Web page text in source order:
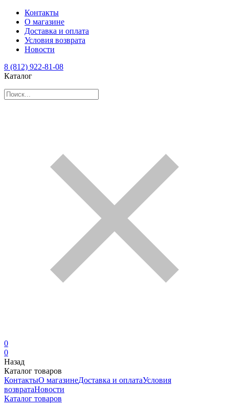
Контакты
О магазине
Доставка и оплата
Условия возврата
Новости
8 (812) 922-81-08
Каталог
0
0
Назад
Каталог товаров
КонтактыО магазинеДоставка и оплатаУсловия
возвратаНовости
Каталог товаров